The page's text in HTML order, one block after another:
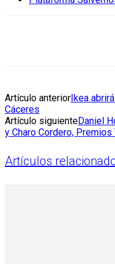
Artículo anteriorIkea
Cáceres
Artículo siguienteDaniel
y Charo Cordero,
Artículos